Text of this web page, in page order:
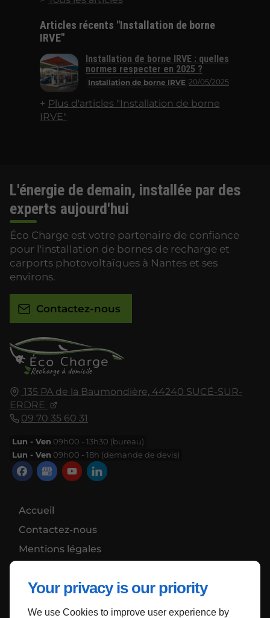
Your privacy is our priority
We use Cookies to improve user experience by
Articles récents "Installation de borne
IRVE"
Installation de borne IRVE 20/05/2025
Installation de borne IRVE : quelles
normes respecter en 2025 ?
Plus d'articles "Installation de borne
IRVE"
135 PA de la Baumondière, 44240 SUCÉ-SUR-
ERDRE
09 70 35 60 31
Lun - Ven 09h00 - 13h30 (bureau)
Lun - Ven 09h00 - 18h (demande de devis)
Accueil
Contactez-nous
Mentions légales
L'énergie de demain, installée par des
experts aujourd'hui
Éco Charge est votre partenaire de confiance
pour l'installation de bornes de recharge et
carports photovoltaïques à Nantes et ses
environs.
Contactez-nous